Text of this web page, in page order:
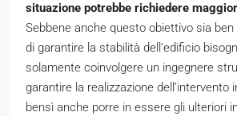
situazione potrebbe richiedere
Sebbene anche questo obiettivo sia ben
di garantire la stabilità dell’edificio
solamente coinvolgere un ingegnere
garantire la realizzazione dell’intervento
bensì anche porre in essere gli ulteriori